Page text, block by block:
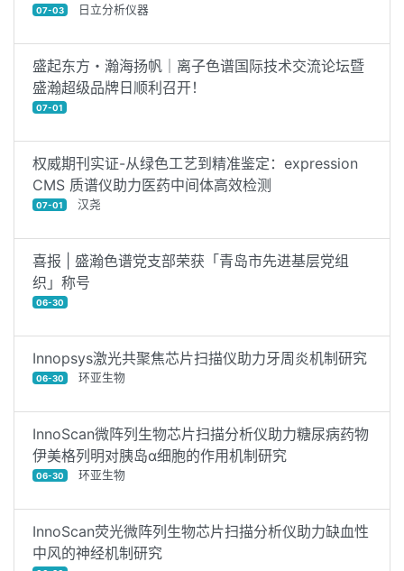
07-03 日立分析仪器
盛起东方・瀚海扬帆｜离子色谱国际技术交流论坛暨
盛瀚超级品牌日顺利召开！
07-01
权威期刊实证-从绿色工艺到精准鉴定：expression
CMS 质谱仪助力医药中间体高效检测
07-01 汉尧
喜报 | 盛瀚色谱党支部荣获「青岛市先进基层党组
织」称号
06-30
Innopsys激光共聚焦芯片扫描仪助力牙周炎机制研究
06-30 环亚生物
InnoScan微阵列生物芯片扫描分析仪助力糖尿病药物
伊美格列明对胰岛α细胞的作用机制研究
06-30 环亚生物
InnoScan荧光微阵列生物芯片扫描分析仪助力缺血性
中风的神经机制研究